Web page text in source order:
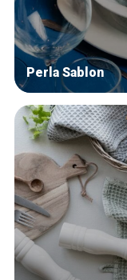
Perla Sablon